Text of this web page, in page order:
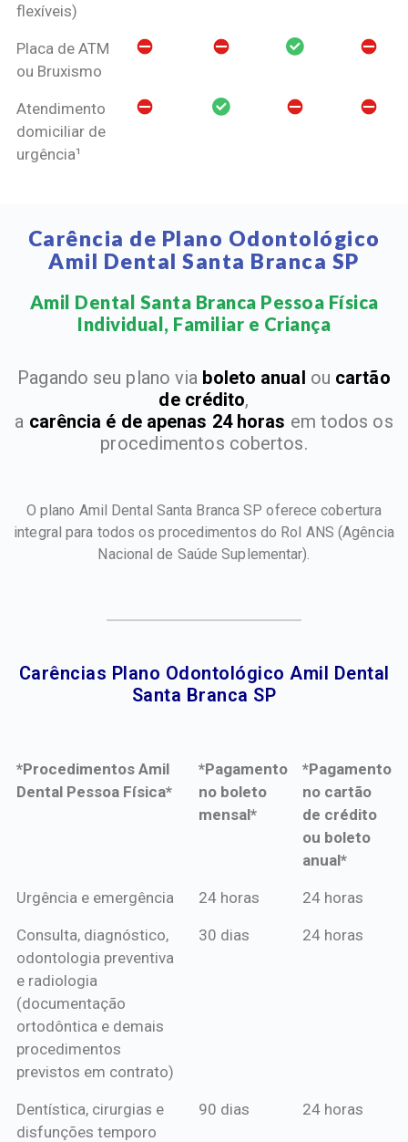
flexíveis)
Placa de ATM
ou Bruxismo
Atendimento
domiciliar de
urgência¹
Carência de Plano Odontológico
Amil Dental Santa Branca SP
Amil Dental Santa Branca Pessoa Física
Individual, Familiar e Criança​
Pagando seu plano via boleto anual ou cartão
de crédito,
a carência é de apenas 24 horas em todos os
procedimentos cobertos.
O plano Amil Dental Santa Branca SP oferece cobertura
integral para todos os procedimentos do Rol ANS (Agência
Nacional de Saúde Suplementar).
Carências Plano Odontológico Amil Dental
Santa Branca SP​
*Procedimentos Amil
Dental Pessoa Física*
*Pagamento
no boleto
mensal*
*Pagamento
no cartão
de crédito
ou boleto
anual*
*Procedimentos Amil
*Pagamento
mensal*
*Pagamento
de crédito
Urgência e emergência 24 horas 24 horas
Consulta, diagnóstico,
odontologia preventiva
e radiologia
(documentação
ortodôntica e demais
procedimentos
previstos em contrato)
30 dias 24 horas
Dentística, cirurgias e
disfunções temporo
90 dias 24 horas